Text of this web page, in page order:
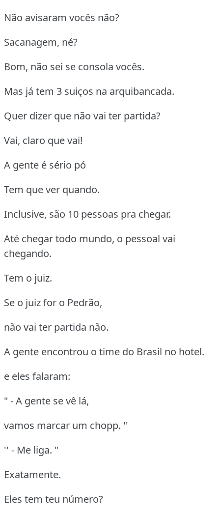
Não avisaram vocês não?
Sacanagem, né?
Bom, não sei se consola vocês.
Mas já tem 3 suiços na arquibancada.
Quer dizer que não vai ter partida?
Vai, claro que vai!
A gente é sério pó
Tem que ver quando.
Inclusive, são 10 pessoas pra chegar.
Até chegar todo mundo, o pessoal vai
chegando.
Tem o juiz.
Se o juiz for o Pedrão,
não vai ter partida não.
A gente encontrou o time do Brasil no hotel.
e eles falaram:
" - A gente se vê lá,
vamos marcar um chopp. ''
'' - Me liga. "
Exatamente.
Eles tem teu número?